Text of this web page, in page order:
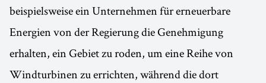
beispielsweise ein Unternehmen für erneuerbare
Energien von der Regierung die Genehmigung
erhalten, ein Gebiet zu roden, um eine Reihe von
Windturbinen zu errichten, während die dort